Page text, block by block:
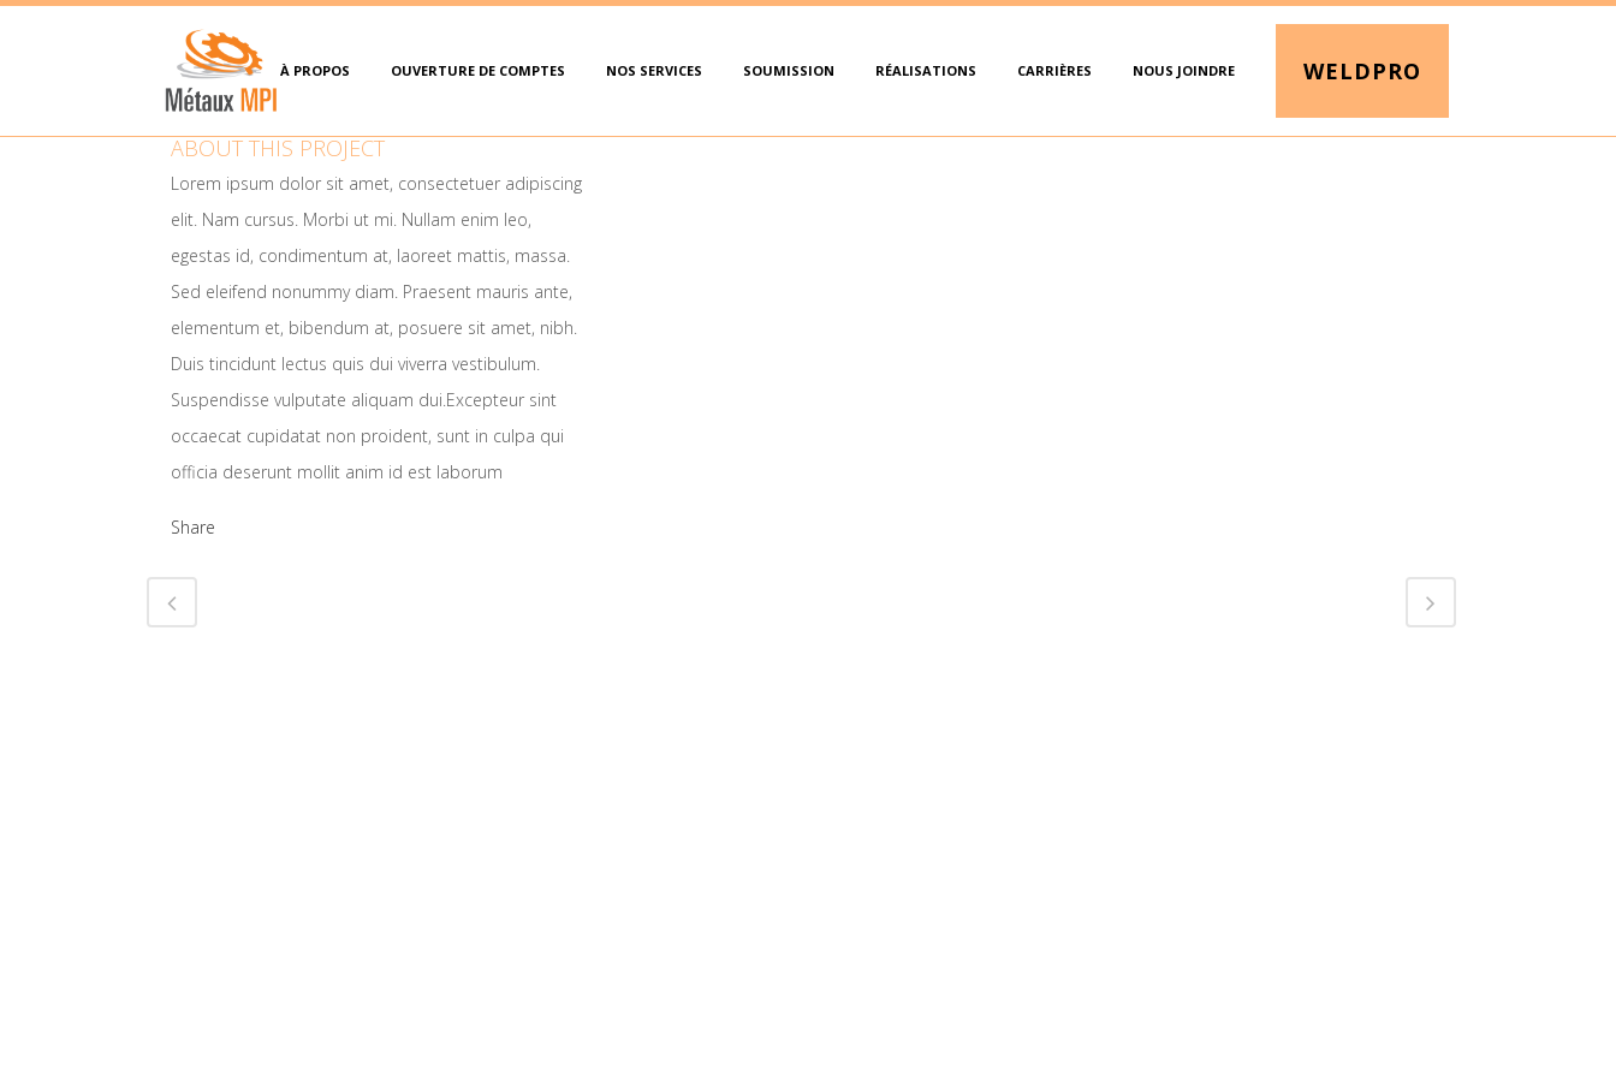
WELDPRO
À PROPOS OUVERTURE DE COMPTES NOS SERVICES SOUMISSION RÉALISATIONS CARRIÈRES NOUS JOINDRE
ABOUT THIS PROJECT
Lorem ipsum dolor sit amet, consectetuer adipiscing
elit. Nam cursus. Morbi ut mi. Nullam enim leo,
egestas id, condimentum at, laoreet mattis, massa.
Sed eleifend nonummy diam. Praesent mauris ante,
elementum et, bibendum at, posuere sit amet, nibh.
Duis tincidunt lectus quis dui viverra vestibulum.
Suspendisse vulputate aliquam dui.Excepteur sint
occaecat cupidatat non proident, sunt in culpa qui
officia deserunt mollit anim id est laborum
Share